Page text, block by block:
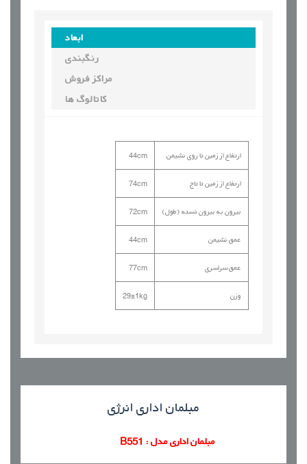
ابعاد
رنگبندی
مراکز فروش
کاتالوگ ها
ارتفاع از زمین تا روی نشیمن 44cm
ارتفاع از زمین تا تاج 74cm
بیرون به بیرون دسته (طول) 72cm
عمق نشیمن 44cm
عمق سراسری 77cm
وزن 29±1kg
مبلمان اداری انرژی
مبلمان اداری مدل : B551